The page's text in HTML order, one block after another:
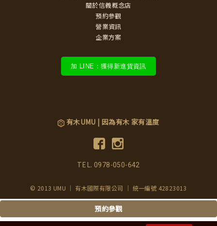
關於信義概念店
預約參觀
營業資訊
企業方案
加 LINE：獲得新進貨資訊
有木UMU | 因為有木 家有溫度
TEL.0978-050-642
© 2013 UMU ｜ 有木國際有限公司 ｜ 統一編號 42823013
預約參觀